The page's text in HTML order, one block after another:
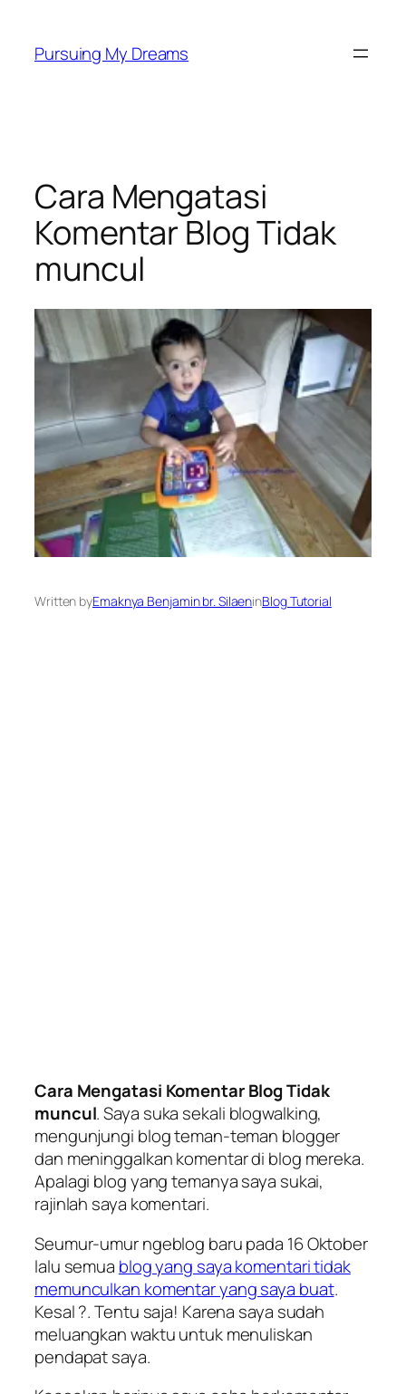
content
Pursuing My Dreams
Cara Mengatasi
Komentar Blog Tidak
muncul
Written byEmaknya Benjamin br. SilaeninBlog Tutorial
Cara Mengatasi Komentar Blog Tidak
muncul. Saya suka sekali blogwalking,
mengunjungi blog teman-teman blogger
dan meninggalkan komentar di blog mereka.
Apalagi blog yang temanya saya sukai,
rajinlah saya komentari.
Seumur-umur ngeblog baru pada 16 Oktober
lalu semua blog yang saya komentari tidak
memunculkan komentar yang saya buat.
Kesal ?. Tentu saja! Karena saya sudah
meluangkan waktu untuk menuliskan
pendapat saya.